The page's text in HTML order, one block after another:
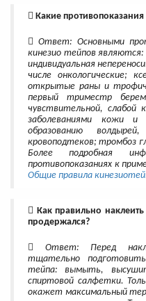
Какие
Ответ: Основными
кинезио тейпов являются:
индивидуальная
числе онкологические;
открытые раны и
первый триместр
чувствительной,
заболеваниями кожи
образованию
кровоподтеков; тромбоз
Более подробная
противопоказаниях к
Общие правила
Как правильно
продержался?
Ответ: Перед
тщательно
тейпа: вымыть,
спиртовой салфетки.
окажет максимальный